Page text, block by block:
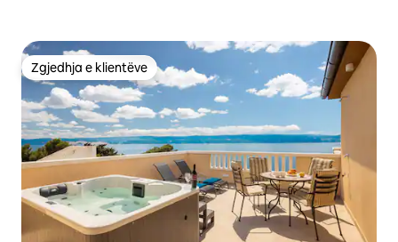
Zgjedhja e klientëve
Zgjedhja e klientëve